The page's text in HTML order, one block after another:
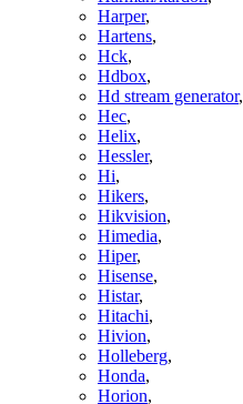
Harper,
Hartens,
Hck,
Hdbox,
Hd stream generator,
Hec,
Helix,
Hessler,
Hi,
Hikers,
Hikvision,
Himedia,
Hiper,
Hisense,
Histar,
Hitachi,
Hivion,
Holleberg,
Honda,
Horion,